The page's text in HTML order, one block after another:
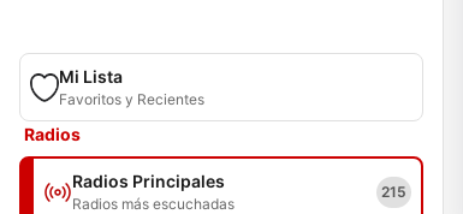
Mi Lista
Favoritos y Recientes
Radios
Radios Principales
Radios más escuchadas
215